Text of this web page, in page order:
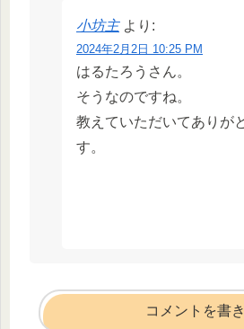
小坊主 より:
2024年2月2日 10:25 PM
はるたろうさん。
そうなのですね。
教えていただいてありが
す。
コメントを書